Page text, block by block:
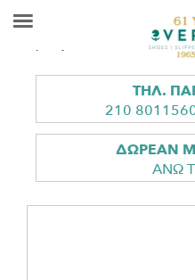
Skip
Skip
Shoes
Shoes
|
|
Αρχική σελίδα /
ΤΗΛ.
210
ΔΩΡΕΑΝ
ΑΝΩ